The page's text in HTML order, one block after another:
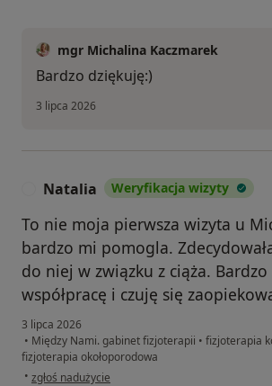
mgr Michalina Kaczmarek
Bardzo dziękuję:)
3 lipca 2026
Natalia Weryfikacja wizyty
To nie moja pierwsza wizyta u
bardzo mi pomogla.
do niej w związku z ciąża. Bardzo
współpracę i czuję się
3 lipca 2026
• Między Nami. gabinet fizjoterapii • fizjoterapia
fizjoterapia okołoporodowa
• w opinii użytkownika Natalia
zgłoś nadużycie